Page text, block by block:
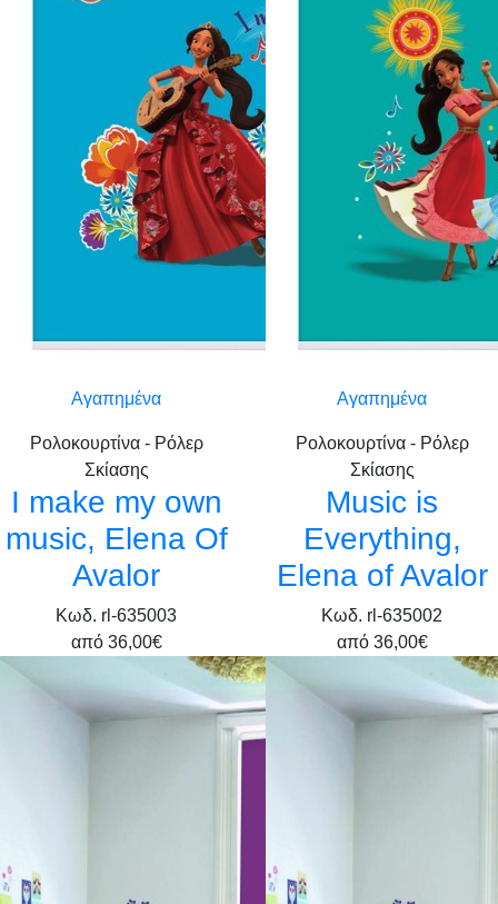
Αγαπημένα
Ρολοκουρτίνα - Ρόλερ
Σκίασης
I make my own
music, Elena Of
Avalor
Κωδ. rl-635003
από 36,00€
Αγαπημένα
Ρολοκουρτίνα - Ρόλερ
Σκίασης
Music is
Everything,
Elena of Avalor
Κωδ. rl-635002
από 36,00€